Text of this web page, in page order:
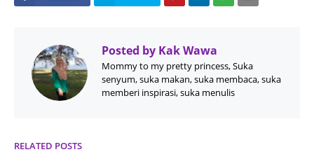
Posted by Kak Wawa
Mommy to my pretty princess, Suka
senyum, suka makan, suka membaca, suka
memberi inspirasi, suka menulis
RELATED POSTS